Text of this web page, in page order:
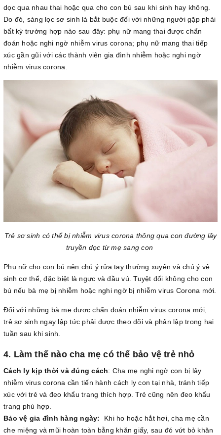
dọc qua nhau thai hoặc qua cho con bú sau khi sinh hay không.
Do đó, sàng lọc sơ sinh là bắt buộc đối với những người gặp phải
bất kỳ trường hợp nào sau đây: phụ nữ mang thai được chẩn
đoán hoặc nghi ngờ nhiễm virus corona; phụ nữ mang thai tiếp
xúc gần gũi với các thành viên gia đình nhiễm hoặc nghi ngờ
nhiễm virus corona.
Trẻ sơ sinh có thể bị nhiễm virus corona thông qua con đường lây
truyền dọc từ mẹ sang con
Phụ nữ cho con bú nên chú ý rửa tay thường xuyên và chú ý vệ
sinh cơ thể, đặc biệt là ngực và đầu vú. Tuyệt đối không cho con
bú nếu bà mẹ bị nhiễm hoặc nghi ngờ bị nhiễm virus Corona mới.
Đối với những bà mẹ được chẩn đoán nhiễm virus corona mới,
trẻ sơ sinh ngay lập tức phải được theo dõi và phân lập trong hai
tuần sau khi sinh.
4. Làm thế nào cha mẹ có thể bảo vệ trẻ nhỏ
Cách ly kịp thời và đúng cách: Cha mẹ nghi ngờ con bị lây
nhiễm virus corona cần tiến hành cách ly con tại nhà, tránh tiếp
xúc với trẻ và đeo khẩu trang thích hợp. Trẻ cũng nên đeo khẩu
trang phù hợp.
Bảo vệ gia đình hàng ngày:
Khi ho hoặc hắt hơi, cha mẹ cần
che miệng và mũi hoàn toàn bằng khăn giấy, sau đó vứt bỏ khăn